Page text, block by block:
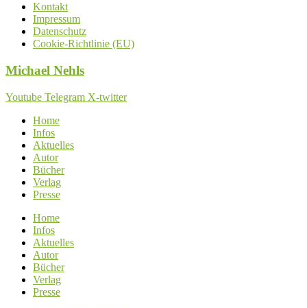
Kontakt
Impressum
Datenschutz
Cookie-Richtlinie (EU)
Michael Nehls
Youtube Telegram X-twitter
Home
Infos
Aktuelles
Autor
Bücher
Verlag
Presse
Home
Infos
Aktuelles
Autor
Bücher
Verlag
Presse